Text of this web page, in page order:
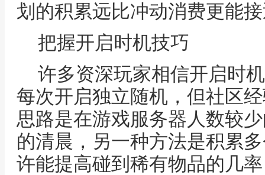
划的积累远比冲动消费更能
把握开启时机技巧
许多资深玩家相信开启时
每次开启独立随机，但社区
思路是在游戏服务器人数较
的清晨，另一种方法是积累
许能提高碰到稀有物品的几